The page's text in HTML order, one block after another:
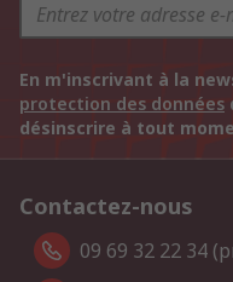
En m'inscrivant à la
protection des données
désinscrire à tout
Contactez-nous
09 69 32 22 34